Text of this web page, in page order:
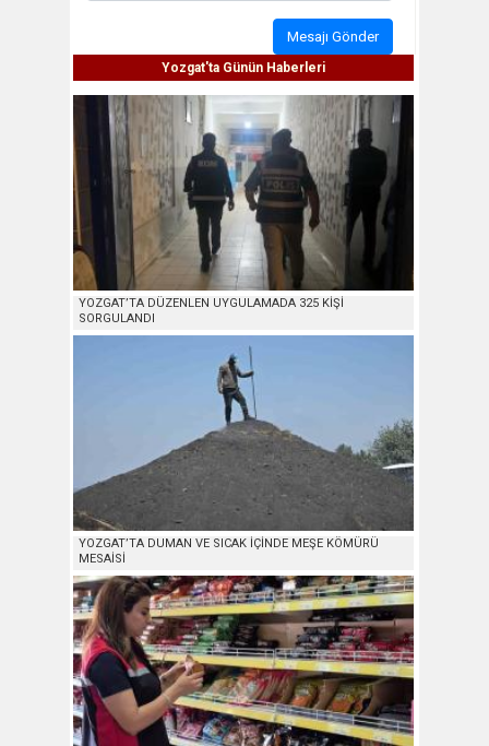
Mesajı Gönder
Yozgat'ta Günün Haberleri
YOZGAT’TA DÜZENLEN UYGULAMADA 325 KİŞİ
SORGULANDI
YOZGAT’TA DUMAN VE SICAK İÇİNDE MEŞE KÖMÜRÜ
MESAİSİ